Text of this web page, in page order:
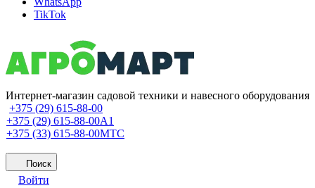
TikTok
Интернет-магазин садовой техники и навесного оборудования
+375 (29) 615-88-00
+375 (29) 615-88-00A1
+375 (33) 615-88-00МТС
Поиск
Войти